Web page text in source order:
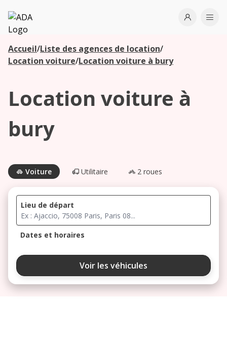
ADA
Open
Accueil/Liste des agences de location/
Location voiture/Location voiture à bury
Location voiture à
bury
Voiture Utilitaire 2 roues
Lieu de départ
Dates et horaires
août 2026
ma me
Voir les véhicules
Les
agences à
Commencez
votre
recherche
agences à
proximité